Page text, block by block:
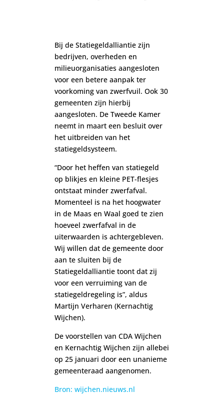
Bij de Statiegeldalliantie zijn
bedrijven, overheden en
milieuorganisaties aangesloten
voor een betere aanpak ter
voorkoming van zwerfvuil. Ook 30
gemeenten zijn hierbij
aangesloten. De Tweede Kamer
neemt in maart een besluit over
het uitbreiden van het
statiegeldsysteem.
“Door het heffen van statiegeld
op blikjes en kleine PET-flesjes
ontstaat minder zwerfafval.
Momenteel is na het hoogwater
in de Maas en Waal goed te zien
hoeveel zwerfafval in de
uiterwaarden is achtergebleven.
Wij willen dat de gemeente door
aan te sluiten bij de
Statiegeldalliantie toont dat zij
voor een verruiming van de
statiegeldregeling is”, aldus
Martijn Verharen (Kernachtig
Wijchen).
De voorstellen van CDA Wijchen
en Kernachtig Wijchen zijn allebei
op 25 januari door een unanieme
gemeenteraad aangenomen.
Bron: wijchen.nieuws.nl